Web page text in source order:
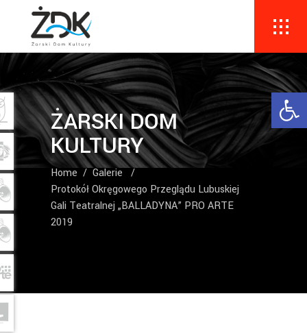
ŻARSKI DOM
KULTURY
Home/Galerie/
Protokół Okręgowego Przeglądu Lubuskiej
Gali Teatralnej „BALLADYNA” PRO ARTE
2019